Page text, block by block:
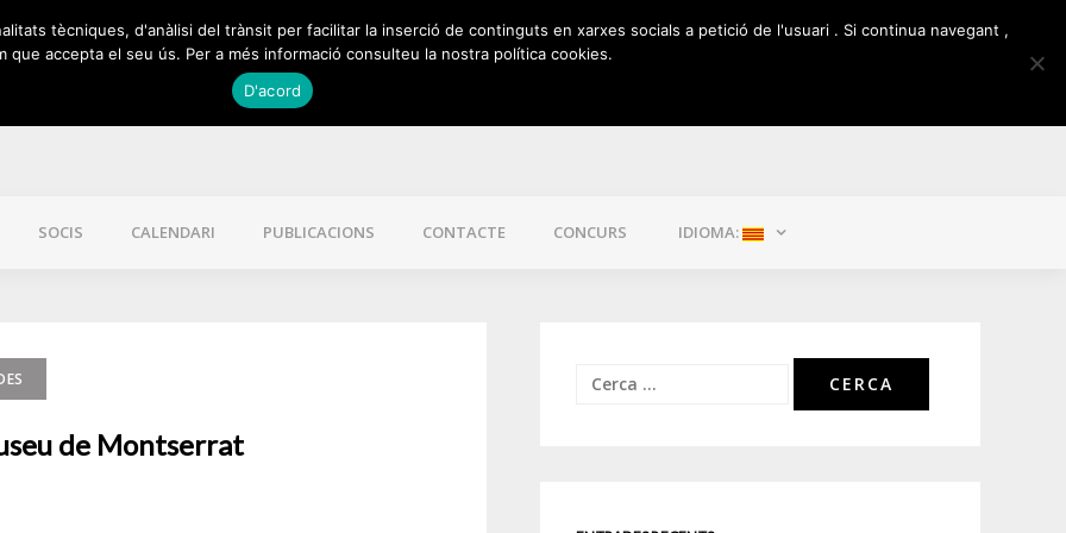
SOCIS CALENDARI PUBLICACIONS CONTACTE CONCURS IDIOMA:
de Montserrat
Cerca:
tècniques, d'anàlisi del trànsit per facilitar la inserció de continguts en xarxes socials a petició de l'usuari . Si continua navegant ,
que accepta el seu ús. Per a més informació consulteu la nostra política cookies.
D'acord